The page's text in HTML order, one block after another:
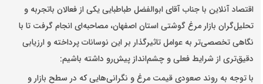
اقتصاد آنلاین با جناب آقای ابوالفضل طباطبایی یکی از فعالان با‌تجربه و
تحلیل‌گران بازار مرغ گوشتی استان اصفهان، مصاحبه‌ای انجام گرفت تا با
نگاهی تخصصی‌تر به عوامل تاثیرگذار بر این نوسانات پرداخته و ارزیابی
دقیق‌تری از شرایط فعلی و چشم‌انداز پیش‌رو داشته باشیم:
با توجه به روند صعودی قیمت مرغ و نگرانی‌هایی که در سطح بازار و